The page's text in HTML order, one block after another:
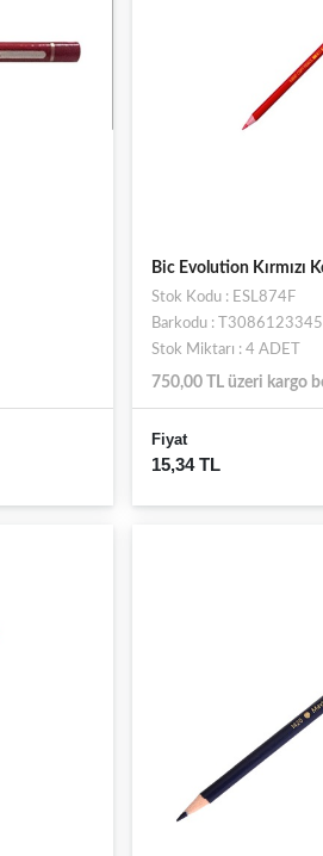
Bic Evolution Kırmızı
Stok Kodu : ESL874F
Barkodu :
Stok Miktarı : 4 ADET
750,00 TL üzeri kargo
Fiyat
15,34 TL